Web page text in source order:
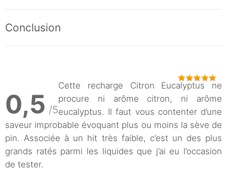
Conclusion
0,5 /5
Cette recharge Citron Eucalyptus ne
procure ni arôme citron, ni arôme
eucalyptus. Il faut vous contenter d’une
saveur improbable évoquant plus ou moins la sève de
pin. Associée à un hit très faible, c’est un des plus
grands ratés parmi les liquides que j’ai eu l’occasion
de tester.